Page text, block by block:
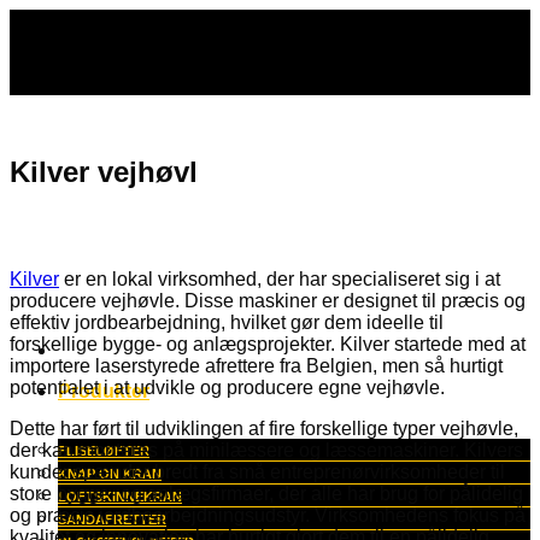
Produkter
FLISELØFTER
KNAP ON KRAN
LOFTSKINNEKRAN
SANDAFRETTER
Kilver vejhøvl
Kilver er en lokal virksomhed, der har specialiseret sig i at
producere vejhøvle. Disse maskiner er designet til præcis og
effektiv jordbearbejdning, hvilket gør dem ideelle til
forskellige bygge- og anlægsprojekter. Kilver startede med at
importere laserstyrede afrettere fra Belgien, men så hurtigt
potentialet i at udvikle og producere egne vejhøvle.
Dette har ført til udviklingen af fire forskellige typer vejhøvle,
der kan monteres på minilæssere og læssemaskiner. Kilvers
kunder spænder bredt fra små entreprenørvirksomheder til
store bygge- og anlægsfirmaer, der alle har brug for pålidelig
og præcis jordbearbejdningsudstyr. Virksomhedens fokus på